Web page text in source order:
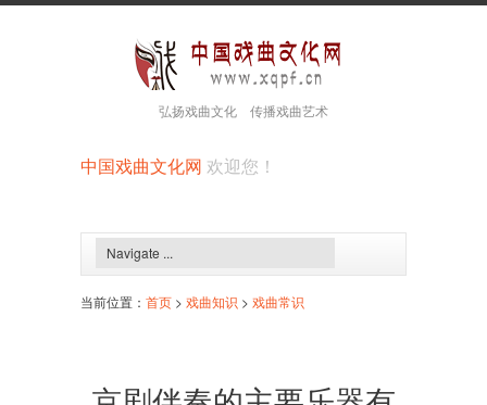
弘扬戏曲文化 传播戏曲艺术
中国戏曲文化网 欢迎您！
当前位置： 首页 > 戏曲知识 > 戏曲常识